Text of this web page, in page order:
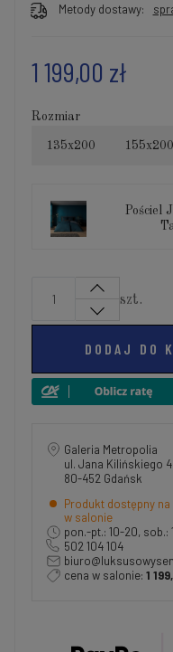
Metody dostawy:
1 199,00 zł
Rozmiar
135x200 155x200
Pościel
szt.
DODAJ DO
Galeria Metropolia
ul. Jana Kilińskiego 4
80-452 Gdańsk
Produkt dostępny
w salonie
pon.-pt.: 10-20, sob.:
502 104 104
cena w salonie: 1